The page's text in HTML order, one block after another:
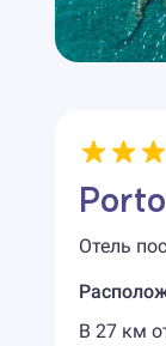
Отель
В 27 км